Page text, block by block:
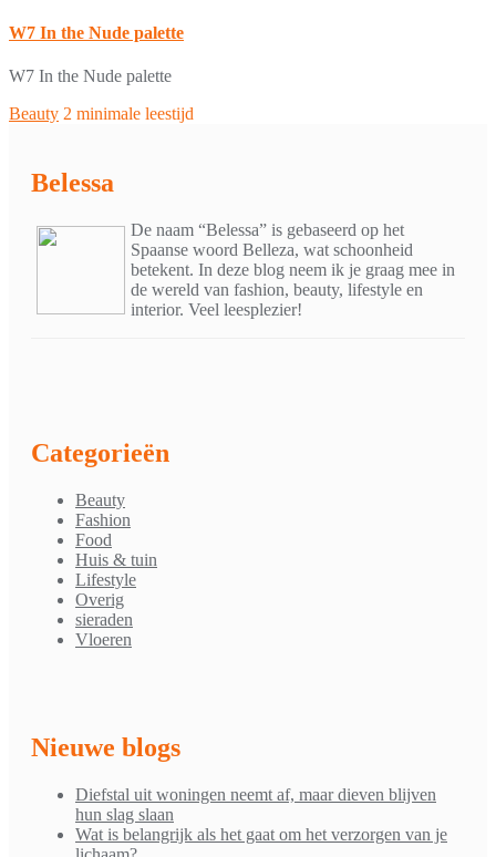
W7 In the Nude palette
W7 In the Nude palette
Beauty 2 minimale leestijd
Belessa
De naam “Belessa” is gebaseerd op het
Spaanse woord Belleza, wat schoonheid
betekent. In deze blog neem ik je graag mee in
de wereld van fashion, beauty, lifestyle en
interior. Veel leesplezier!
Categorieën
Beauty
Fashion
Food
Huis & tuin
Lifestyle
Overig
sieraden
Vloeren
Nieuwe blogs
Diefstal uit woningen neemt af, maar dieven blijven
hun slag slaan
Wat is belangrijk als het gaat om het verzorgen van je